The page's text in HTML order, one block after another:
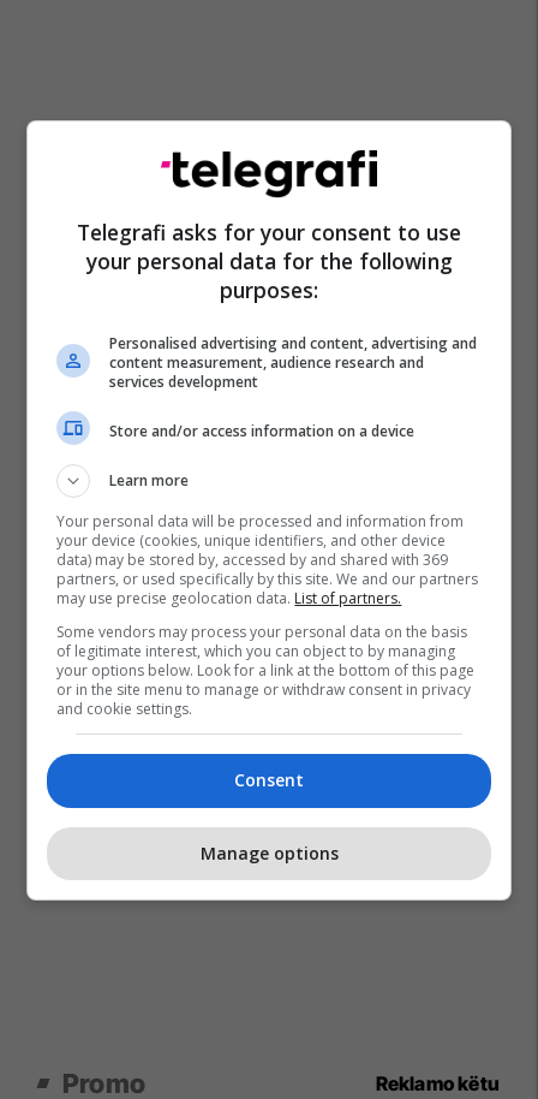
Prokuroria Themelore E Pejës
Substanca Narkotike
Arrestim
Promo Reklamo këtu
Telegrafi asks for your consent to use
your personal data for the following
purposes:
Personalised advertising and content, advertising and
content measurement, audience research and
services development
Store and/or access information on a device
Learn more
Your personal data will be processed and information from
your device (cookies, unique identifiers, and other device
data) may be stored by, accessed by and shared with 369
partners, or used specifically by this site. We and our partners
may use precise geolocation data. List of partners.
Some vendors may process your personal data on the basis
of legitimate interest, which you can object to by managing
your options below. Look for a link at the bottom of this page
or in the site menu to manage or withdraw consent in privacy
and cookie settings.
Consent
Manage options